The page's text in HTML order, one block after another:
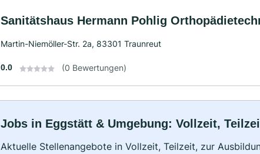
Sanitätshaus Hermann Pohlig
Martin-Niemöller-Str. 2a, 83301 Traunreut
0.0 (0 Bewertungen)
Jobs in Eggstätt & Umgebung: Vollzeit,
Aktuelle Stellenangebote in Vollzeit, Teilzeit, zur